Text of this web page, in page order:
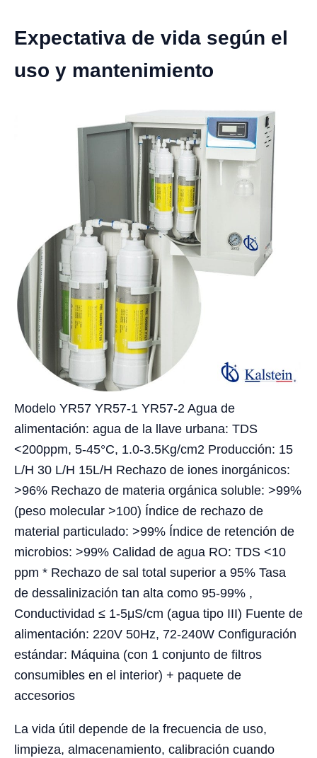
Expectativa de vida según el
uso y mantenimiento
Modelo YR57 YR57-1 YR57-2 Agua de
alimentación: agua de la llave urbana: TDS
<200ppm, 5-45°C, 1.0-3.5Kg/cm2 Producción: 15
L/H 30 L/H 15L/H Rechazo de iones inorgánicos:
>96% Rechazo de materia orgánica soluble: >99%
(peso molecular >100) Índice de rechazo de
material particulado: >99% Índice de retención de
microbios: >99% Calidad de agua RO: TDS <10
ppm * Rechazo de sal total superior a 95% Tasa
de dessalinización tan alta como 95-99% ,
Conductividad ≤ 1-5μS/cm (agua tipo III) Fuente de
alimentación: 220V 50Hz, 72-240W Configuración
estándar: Máquina (con 1 conjunto de filtros
consumibles en el interior) + paquete de
accesorios
La vida útil depende de la frecuencia de uso,
limpieza, almacenamiento, calibración cuando